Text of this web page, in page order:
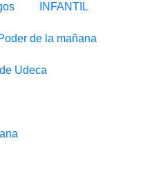
INFANTIL
de la mañana
Udeca